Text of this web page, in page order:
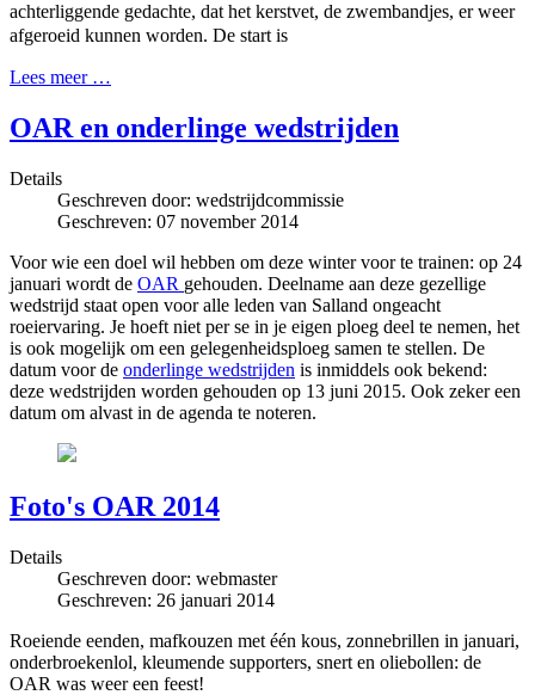
achterliggende gedachte, dat het kerstvet, de zwembandjes, er weer
afgeroeid kunnen worden. De start is
Lees meer …
OAR en onderlinge wedstrijden
Details
Geschreven door: wedstrijdcommissie
Geschreven: 07 november 2014
Voor wie een doel wil hebben om deze winter voor te trainen: op 24
januari wordt de OAR gehouden. Deelname aan deze gezellige
wedstrijd staat open voor alle leden van Salland ongeacht
roeiervaring. Je hoeft niet per se in je eigen ploeg deel te nemen, het
is ook mogelijk om een gelegenheidsploeg samen te stellen. De
datum voor de onderlinge wedstrijden is inmiddels ook bekend:
deze wedstrijden worden gehouden op 13 juni 2015. Ook zeker een
datum om alvast in de agenda te noteren.
Foto's OAR 2014
Details
Geschreven door: webmaster
Geschreven: 26 januari 2014
Roeiende eenden, mafkouzen met één kous, zonnebrillen in januari,
onderbroekenlol, kleumende supporters, snert en oliebollen: de
OAR was weer een feest!